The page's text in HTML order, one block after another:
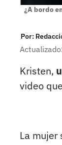
¿A bordo
Por:
Kristen,
video
La mujer